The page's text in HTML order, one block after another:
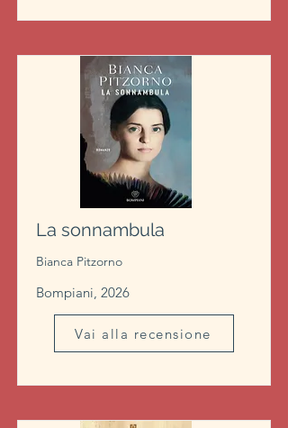
La sonnambula
Bianca Pitzorno
Bompiani, 2026
Vai alla recensione